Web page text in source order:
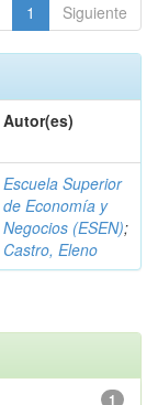
1 Siguiente
Autor(es)
Escuela Superior
de Economía y
Negocios (ESEN);
Castro, Eleno
1